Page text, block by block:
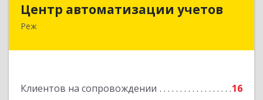
Центр автоматизации учетов
Реж
Клиентов на сопровождении 16
623750, Свердловская обл, Режевской р-н, Реж